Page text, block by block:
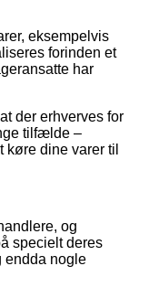
eksempelvis
forinden et
har
der erhverves for
tilfælde –
dine varer til
og
specielt deres
endda nogle